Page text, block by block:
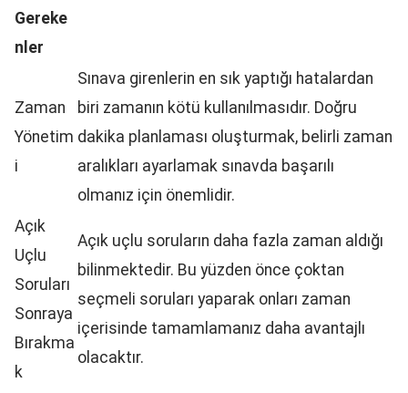
Gereke
nler
Zaman
Yönetim
i
Sınava girenlerin en sık yaptığı hatalardan
biri zamanın kötü kullanılmasıdır. Doğru
dakika planlaması oluşturmak, belirli zaman
aralıkları ayarlamak sınavda başarılı
olmanız için önemlidir.
Açık
Uçlu
Soruları
Sonraya
Bırakma
k
Açık uçlu soruların daha fazla zaman aldığı
bilinmektedir. Bu yüzden önce çoktan
seçmeli soruları yaparak onları zaman
içerisinde tamamlamanız daha avantajlı
olacaktır.